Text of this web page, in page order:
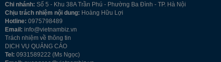
Chi nhánh: Số 5 - Khu 38A Trần Phú - Phường Ba Đình - TP. Hà Nội
Chịu trách nhiệm nội dung: Hoàng Hữu Lợi
Hotline: 0975798489
Email: info@vietnambiz.vn
Trách nhiệm về thông tin
DỊCH VỤ QUẢNG CÁO
Tel: 0931589222 (Ms Ngọc)